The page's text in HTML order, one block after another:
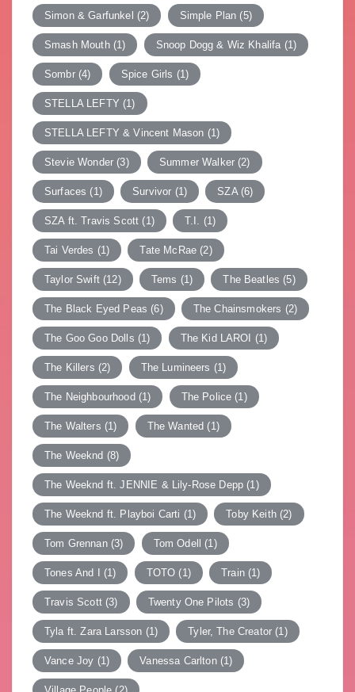
Simon & Garfunkel (2) Simple Plan (5)
Smash Mouth(1) Snoop Dogg & Wiz Khalifa (1)
Sombr(4) Spice Girls (1)
STELLA LEFTY (1)
STELLA LEFTY & Vincent Mason (1)
Stevie Wonder (3) Summer Walker (2)
Surfaces (1) Survivor (1) SZA(6)
SZA ft. Travis Scott (1) T.I. (1)
Tai Verdes (1) Tate McRae (2)
Taylor Swift(12) Tems (1) The Beatles (5)
The Black Eyed Peas (6) The Chainsmokers (2)
The Goo Goo Dolls (1) The Kid LAROI (1)
The Killers (2) The Lumineers (1)
The Neighbourhood (1) The Police (1)
The Walters (1) The Wanted (1)
The Weeknd (8)
The Weeknd ft. JENNIE & Lily-Rose Depp (1)
The Weeknd ft. Playboi Carti (1) Toby Keith(2)
Tom Grennan(3) Tom Odell (1)
Tones And I (1) TOTO (1) Train(1)
Travis Scott(3) Twenty One Pilots (3)
Tyla ft. Zara Larsson (1) Tyler, The Creator (1)
Vance Joy (1) Vanessa Carlton(1)